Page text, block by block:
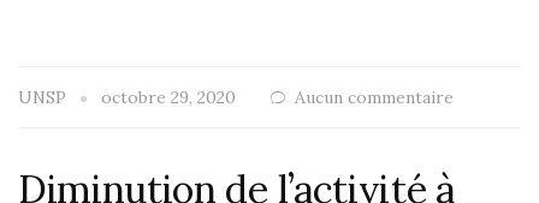
UNSP octobre 29, 2020 Aucun commentaire
Diminution de l’activité à